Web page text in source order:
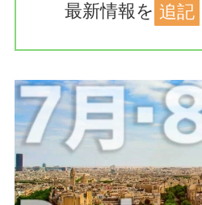
最新情報を 追記